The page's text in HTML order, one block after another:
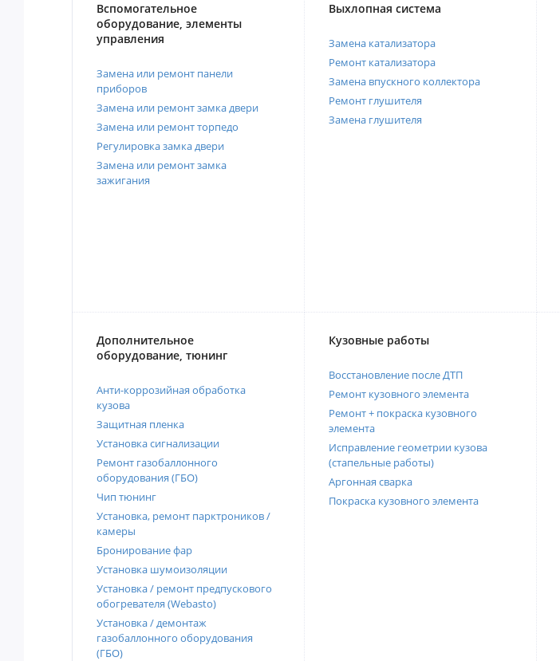
Вспомогательное
оборудование, элементы
управления
Замена или ремонт панели
приборов
Замена или ремонт замка двери
Замена или ремонт торпедо
Регулировка замка двери
Замена или ремонт замка
зажигания
Выхлопная система
Замена катализатора
Ремонт катализатора
Замена впускного коллектора
Ремонт глушителя
Замена глушителя
Дополнительное
оборудование, тюнинг
Анти-коррозийная обработка
кузова
Защитная пленка
Установка сигнализации
Ремонт газобаллонного
оборудования (ГБО)
Чип тюнинг
Установка, ремонт парктроников /
камеры
Бронирование фар
Установка шумоизоляции
Установка / ремонт предпускового
обогревателя (Webasto)
Установка / демонтаж
газобаллонного оборудования
(ГБО)
Кузовные работы
Восстановление после ДТП
Ремонт кузовного элемента
Ремонт + покраска кузовного
элемента
Исправление геометрии кузова
(стапельные работы)
Аргонная сварка
Покраска кузовного элемента